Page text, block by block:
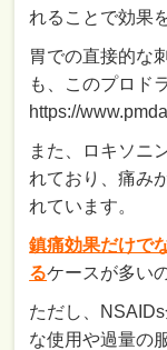
れることで効果
胃での直接的な
も、このプロド
https://
また、ロキソニ
れており、痛み
れています。
鎮痛効果だけで
るケースが多い
ただし、
な使用や過量の